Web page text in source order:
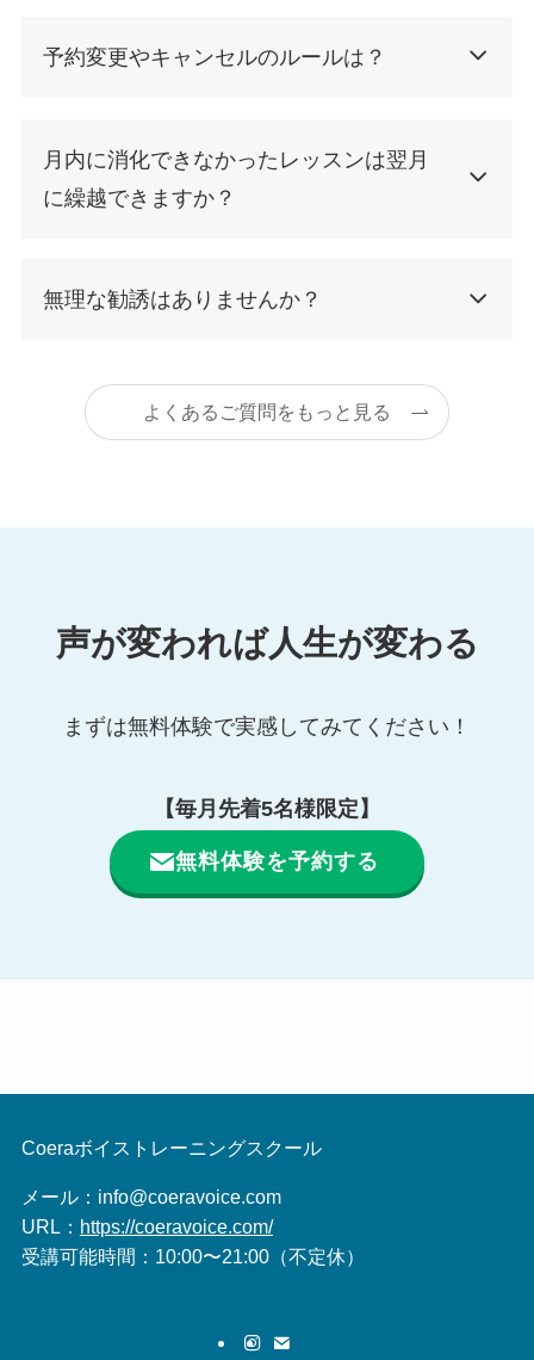
予約変更やキャンセルのルールは？
月内に消化できなかったレッスンは翌月
に繰越できますか？
無理な勧誘はありませんか？
よくあるご質問をもっと見る
声が変われば人生が変わる
まずは無料体験で実感してみてください！
【毎月先着5名様限定】
無料体験を予約する
Coeraボイストレーニングスクール
メール：info@coeravoice.com
URL： https://coeravoice.com/
受講可能時間：10:00〜21:00（不定休）